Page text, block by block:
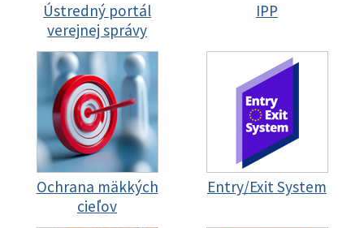
Ústredný portál
verejnej správy
IPP
Ochrana mäkkých
cieľov
Entry/Exit System